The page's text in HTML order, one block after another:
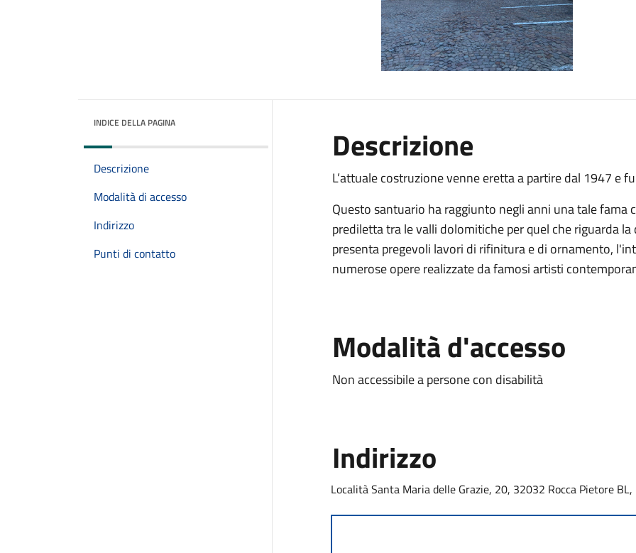
INDICE DELLA PAGINA
Descrizione
Modalità di accesso
Indirizzo
Punti di contatto
Descrizione
L’attuale costruzione venne eretta a partire dal 1947 e
Questo santuario ha raggiunto negli anni una tale fama
prediletta tra le valli dolomitiche per quel che riguarda
presenta pregevoli lavori di rifinitura e di ornamento,
numerose opere realizzate da famosi artisti
Modalità d'accesso
Non accessibile a persone con disabilità
Indirizzo
Località Santa Maria delle Grazie, 20, 32032 Rocca Pietore